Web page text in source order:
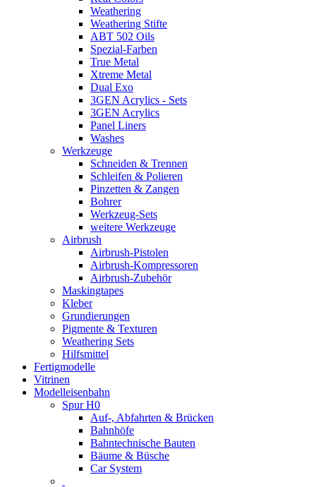
Weathering
Weathering Stifte
ABT 502 Oils
Spezial-Farben
True Metal
Xtreme Metal
Dual Exo
3GEN Acrylics - Sets
3GEN Acrylics
Panel Liners
Washes
Werkzeuge
Schneiden & Trennen
Schleifen & Polieren
Pinzetten & Zangen
Bohrer
Werkzeug-Sets
weitere Werkzeuge
Airbrush
Airbrush-Pistolen
Airbrush-Kompressoren
Airbrush-Zubehör
Maskingtapes
Kleber
Grundierungen
Pigmente & Texturen
Weathering Sets
Hilfsmittel
Fertigmodelle
Vitrinen
Modelleisenbahn
Spur H0
Auf-, Abfahrten & Brücken
Bahnhöfe
Bahntechnische Bauten
Bäume & Büsche
Car System